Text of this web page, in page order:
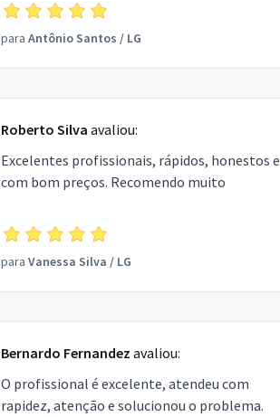
para Antônio Santos / LG
Roberto Silva avaliou:
Excelentes profissionais, rápidos, honestos e
com bom preços. Recomendo muito
para Vanessa Silva / LG
Bernardo Fernandez avaliou:
O profissional é excelente, atendeu com
rapidez, atenção e solucionou o problema.